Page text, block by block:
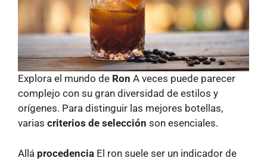
Explora el mundo de Ron A veces puede parecer
complejo con su gran diversidad de estilos y
orígenes. Para distinguir las mejores botellas,
varias criterios de selección son esenciales.
Allá procedencia El ron suele ser un indicador de